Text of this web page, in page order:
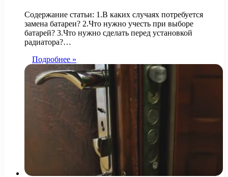
Содержание статьи: 1.В каких случаях потребуется
замена батареи? 2.Что нужно учесть при выборе
батарей? 3.Что нужно сделать перед установкой
радиатора?…
Подробнее »